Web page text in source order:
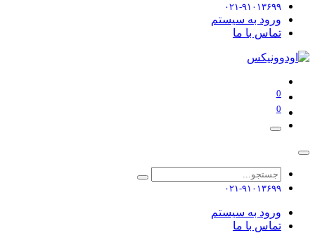
۰۲۱-۹۱۰۱۳۶۹۹
ورود به سیستم
تماس با ما
0
0
۰۲۱-۹۱۰۱۳۶۹۹
ورود به سیستم
تماس با ما